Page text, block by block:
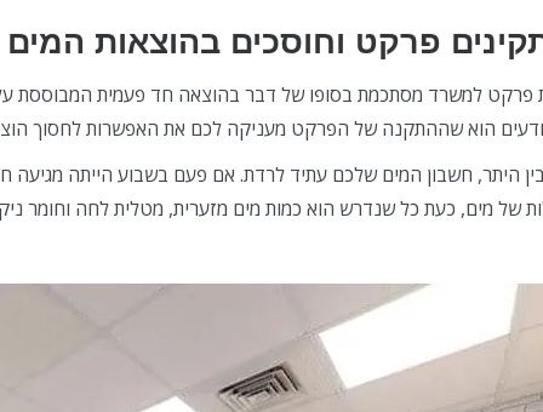
פרקט וחוסכים בהוצאות המים
פרקט למשרד מסתכמת בסופו של דבר בהוצאה חד פעמית המבוססת
הוא שההתקנה של הפרקט מעניקה לכם את האפשרות לחסוך
היתר, חשבון המים שלכם עתיד לרדת. אם פעם בשבוע הייתה
של מים, כעת כל שנדרש הוא כמות מים מזערית, מטלית לחה וחומר